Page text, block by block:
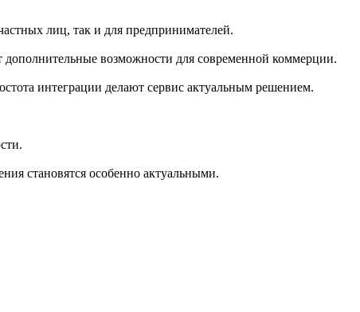
лиц, так и для предпринимателей.
возможности для современной коммерции.
интеграции делают сервис актуальным решением.
становятся особенно актуальными.